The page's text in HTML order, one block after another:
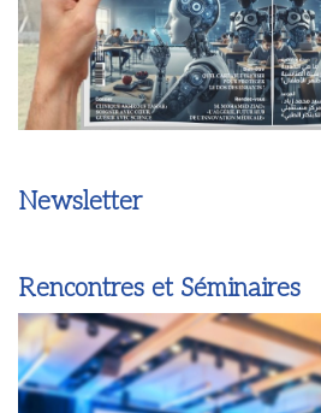
Newsletter
Rencontres et Séminaires